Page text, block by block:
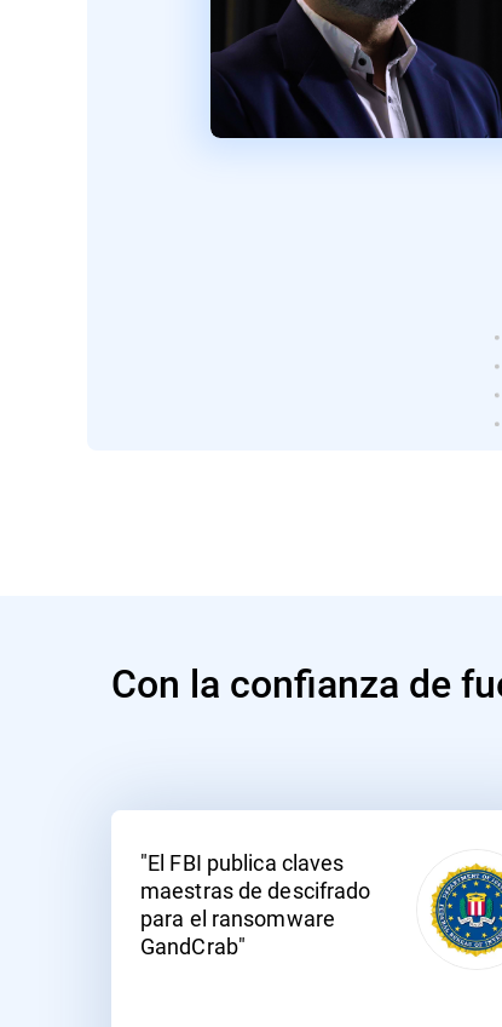
Con la confianza de
"El FBI publica claves
maestras de descifrado
para el ransomware
GandCrab"